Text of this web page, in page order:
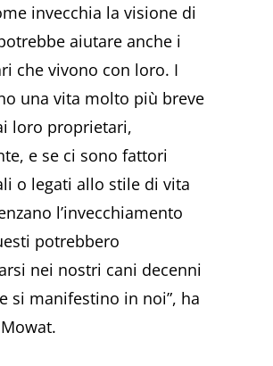
invecchia la visione di
aiutare anche i
che vivono con loro. I
una vita molto più breve
loro proprietari,
e se ci sono fattori
o legati allo stile di vita
l’invecchiamento
potrebbero
nei nostri cani decenni
si manifestino in noi”, ha